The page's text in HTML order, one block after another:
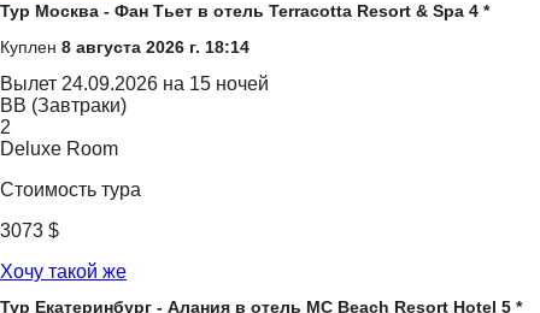
Тур Москва - Фан Тьет в отель Terracotta Resort & Spa 4 *
Куплен 8 августа 2026 г. 18:14
Вылет 24.09.2026 на 15 ночей
BB (Завтраки)
2
Deluxe Room
Стоимость тура
3073 $
Хочу такой же
Тур Екатеринбург - Алания в отель MC Beach Resort Hotel 5 *